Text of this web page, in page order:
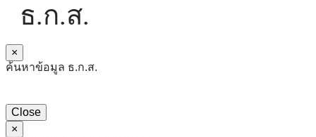
ธ.ก.ส.
×
ค้นหาข้อมูล ธ.ก.ส.
Close
×